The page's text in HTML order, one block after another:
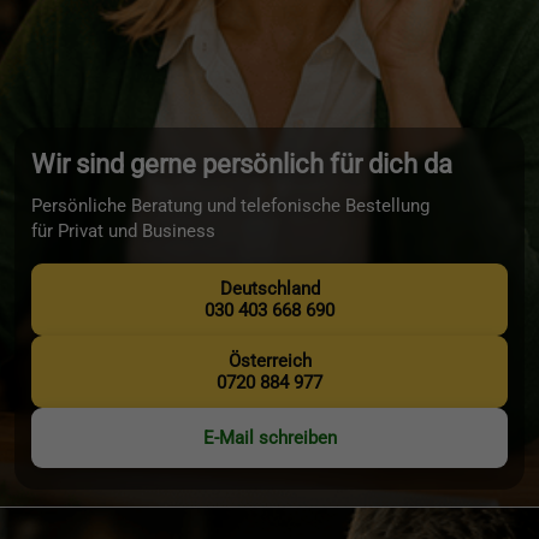
Wir sind gerne persönlich für dich da
Persönliche Beratung und telefonische Bestellung
für Privat und Business
Deutschland
030 403 668 690
Österreich
0720 884 977
E-Mail schreiben